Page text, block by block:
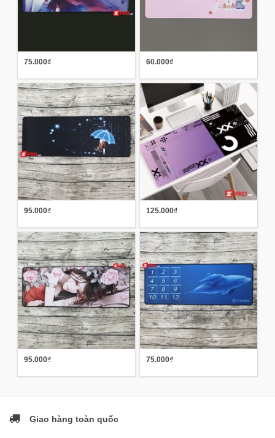
75.000₫ 60.000₫
95.000₫ 125.000₫
95.000₫ 75.000₫
Giao hàng toàn quốc